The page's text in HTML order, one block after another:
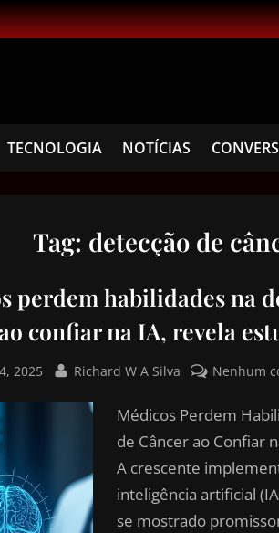
TECNOLOGIA NOTÍCIAS
Tag: detecção de
perdem habilidades na
confiar na IA, revela
2025 Richard W A Silva Nenhum
Médicos Perdem
de Câncer ao Confiar
A crescente
inteligência artificial
se mostrado